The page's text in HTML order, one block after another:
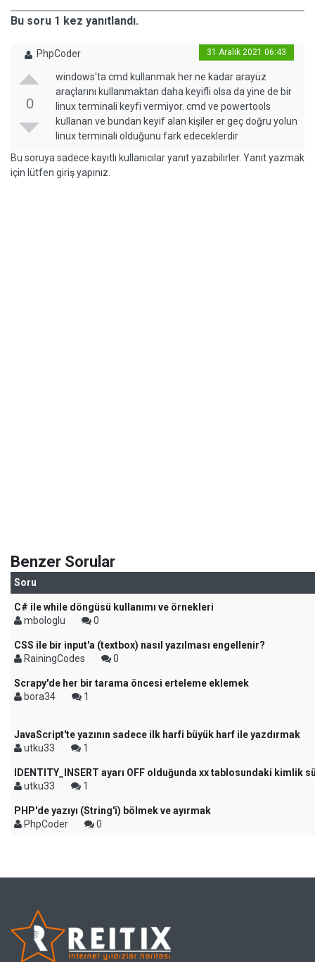
Bu soru 1 kez yanıtlandı.
PhpCoder 31 Aralık 2021 06:43
0
windows'ta cmd kullanmak her ne kadar arayüz
araçlarını kullanmaktan daha keyifli olsa da yine de bir
linux terminali keyfi vermiyor. cmd ve powertools
kullanan ve bundan keyif alan kişiler er geç doğru yolun
linux terminali olduğunu fark edeceklerdir
Bu soruya sadece kayıtlı kullanıcılar yanıt yazabilirler. Yanıt yazmak
için lütfen giriş yapınız.
Benzer Sorular
Soru
C# ile while döngüsü kullanımı ve örnekleri
mbologlu
0
CSS ile bir input'a (textbox) nasıl yazılması engellenir?
RainingCodes
0
Scrapy'de her bir tarama öncesi erteleme eklemek
bora34
1
JavaScript'te yazının sadece ilk harfi büyük harf ile yazdırmak
utku33
1
IDENTITY_INSERT ayarı OFF olduğunda xx tablosundaki kimlik
utku33
1
PHP'de yazıyı (String'i) bölmek ve ayırmak
PhpCoder
0